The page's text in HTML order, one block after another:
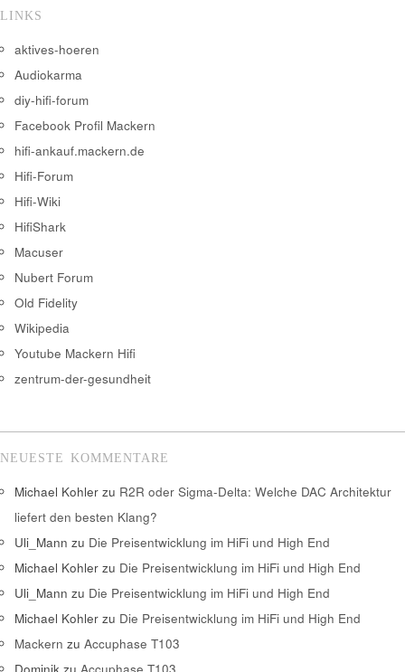
LINKS
aktives-hoeren
Audiokarma
diy-hifi-forum
Facebook Profil Mackern
hifi-ankauf.mackern.de
Hifi-Forum
Hifi-Wiki
HifiShark
Macuser
Nubert Forum
Old Fidelity
Wikipedia
Youtube Mackern Hifi
zentrum-der-gesundheit
NEUESTE KOMMENTARE
Michael Kohler zu R2R oder Sigma-Delta: Welche DAC Architektur
liefert den besten Klang?
Uli_Mann zu Die Preisentwicklung im HiFi und High End
Michael Kohler zu Die Preisentwicklung im HiFi und High End
Uli_Mann zu Die Preisentwicklung im HiFi und High End
Michael Kohler zu Die Preisentwicklung im HiFi und High End
Mackern zu Accuphase T103